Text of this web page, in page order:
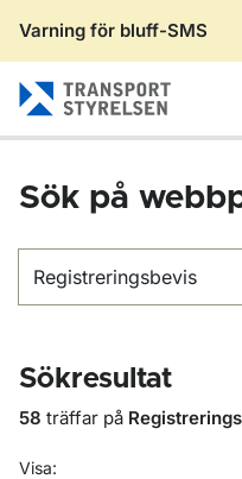
Varning för bluff-SMS
Sök på
Sökresultat
58 träffar på
Visa: